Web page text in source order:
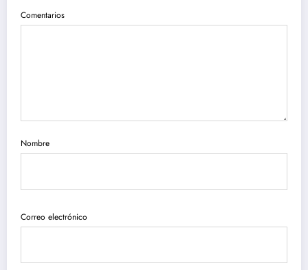
Comentarios
Nombre
Correo electrónico